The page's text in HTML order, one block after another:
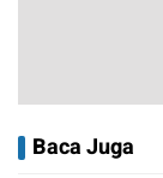
Baca Juga